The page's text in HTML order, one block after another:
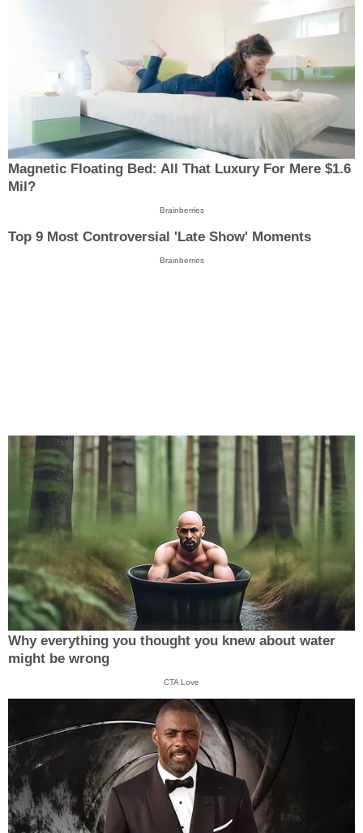
Magnetic Floating Bed: All That Luxury For Mere $1.6
Mil?
Brainberries
Top 9 Most Controversial 'Late Show' Moments
Brainberries
Why everything you thought you knew about water
might be wrong
CTA Love